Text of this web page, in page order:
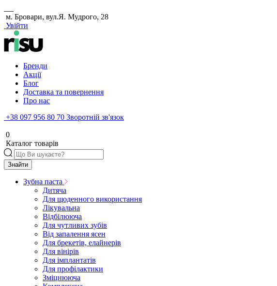
м. Бровари, вул.Я. Мудрого, 28
Увійти
Бренди
Акції
Блог
Доставка та повернення
Про нас
+38 097 956 80 70 Зворотній зв'язок
0
Каталог товарів
Знайти
Зубна паста
Дитяча
Для щоденного використання
Лікувальна
Відбілююча
Для чутливих зубів
Від запалення ясен
Для брекетів, елайнерів
Для вінірів
Для імплантатів
Для профілактики
Зміцнююча